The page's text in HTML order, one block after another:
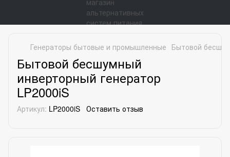
Генераторы бытовые и промышленные Бытовой
Бытовой бесшумный
инверторный генератор
LP2000iS
Артикул: LP2000iS Оставить отзыв